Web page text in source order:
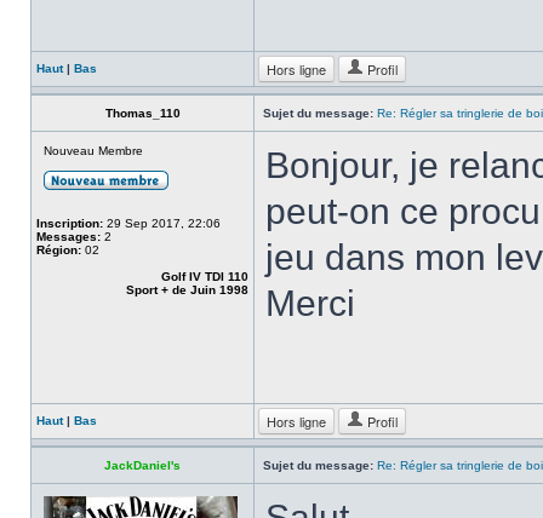
Haut| Bas Hors ligne Profil
Thomas_110 Sujet du message: Re: Régler sa tringlerie de
Nouveau Membre
Inscription: 29 Sep 2017, 22:06
Messages: 2
Région: 02
Golf IV TDI 110
Sport + de Juin 1998
Bonjour, je
peut-on ce
jeu dans mon
Merci
Haut| Bas Hors ligne Profil
JackDaniel's Sujet du message: Re: Régler sa tringlerie de